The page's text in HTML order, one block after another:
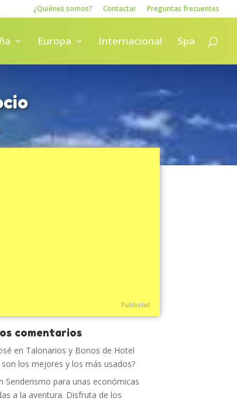
¿Quiénes somos? Contactar Preguntas frecuentes
Europa Internacional Spa
Publicidad
comentarios
en Talonarios y Bonos de Hotel
son los mejores y los más usados?
Senderismo para unas económicas
a la aventura. Disfruta de los